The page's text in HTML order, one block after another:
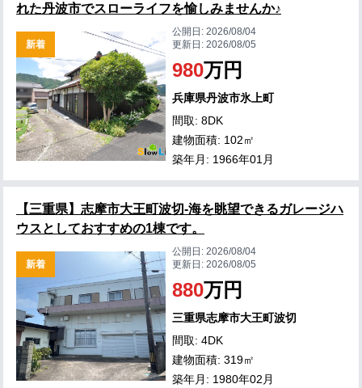
れた丹波市でスローライフを愉しみませんか♪
新着
公開日:2026/08/04
更新日:2026/08/05
980万円
兵庫県丹波市氷上町
間取: 8DK
建物面積: 102㎡
築年月: 1966年01月
【三重県】志摩市大王町波切-海を眺望できるガレージハ
ウスとしておすすめの1棟です。
新着
公開日:2026/08/04
更新日:2026/08/05
880万円
三重県志摩市大王町波切
間取: 4DK
建物面積: 319㎡
築年月: 1980年02月